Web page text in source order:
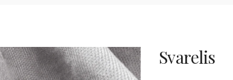
Svarelis